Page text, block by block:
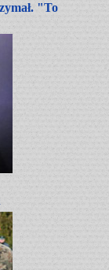
"To